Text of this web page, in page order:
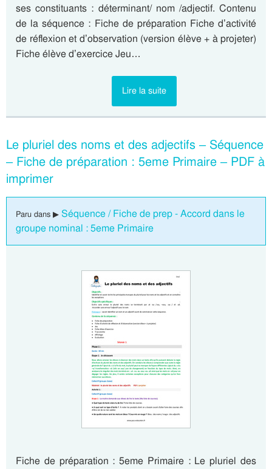
ses constituants : déterminant/ nom /adjectif. Contenu
de la séquence : Fiche de préparation Fiche d’activité
de réflexion et d’observation (version élève + à projeter)
Fiche élève d’exercice Jeu…
Lire la suite
Le pluriel des noms et des adjectifs – Séquence
– Fiche de préparation : 5eme Primaire – PDF à
imprimer
Paru dans ▶ Séquence / Fiche de prep - Accord dans le
groupe nominal : 5eme Primaire
Fiche de préparation : 5eme Primaire : Le pluriel des